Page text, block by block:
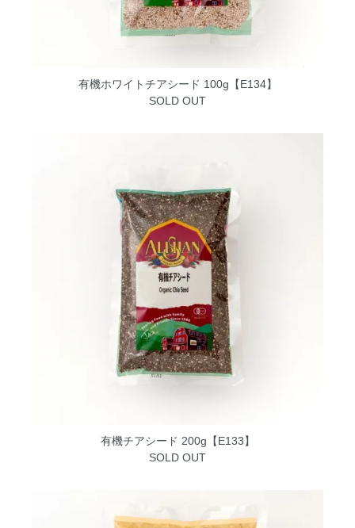
有機ホワイトチアシード 100g【E134】
SOLD OUT
有機チアシード 200g【E133】
SOLD OUT